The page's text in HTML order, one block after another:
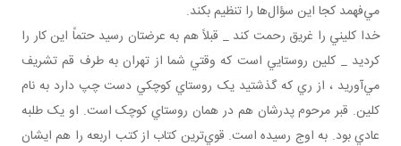
مي‌فهمد کجا اين سؤال‌ها را تنظيم بکند.
خدا کليني را غريق رحمت کند _ قبلاً هم به عرضتان رسيد حتماً اين کار را
کرديد _ کلين روستايي است که وقتي شما از تهران به طرف قم تشريف
مي‌آوريد ، از ري که گذشتيد يک روستاي کوچکي دست چپ دارد به نام
کلين. قبر مرحوم پدرشان هم در همان روستاي کوچک است. او يک طلبه
عادي بود. به اوج رسيده است. قوي‌ترين کتاب از کتب اربعه را هم ايشان